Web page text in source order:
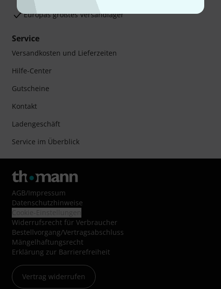
Europas größtes Versandlager
Service
Versandkosten und Lieferzeiten
Hilfe-Center
Gutscheine
Kontakt
Ladengeschäft
Service im Überblick
AGB/Impressum
Datenschutzhinweise
Widerrufsrecht für Verbraucher
Bestellvorgang/Vertragsabschluss
Mängelhaftungsrecht
Erklärung zur Barrierefreiheit
Vertrag widerrufen